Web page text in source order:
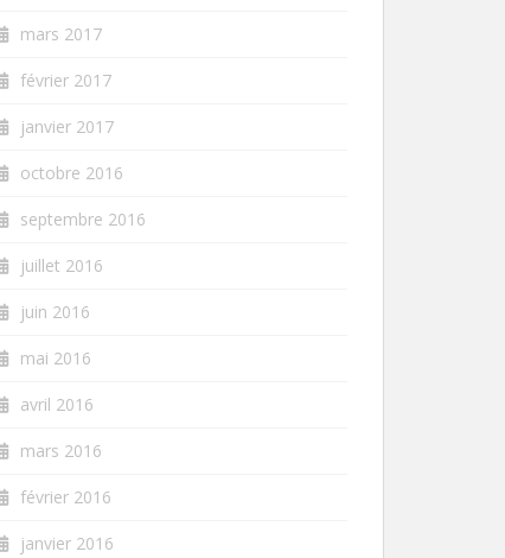
mars 2017
février 2017
janvier 2017
octobre 2016
septembre 2016
juillet 2016
juin 2016
mai 2016
avril 2016
mars 2016
février 2016
janvier 2016